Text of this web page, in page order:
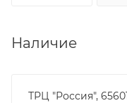
Наличие
ТРЦ "Россия",